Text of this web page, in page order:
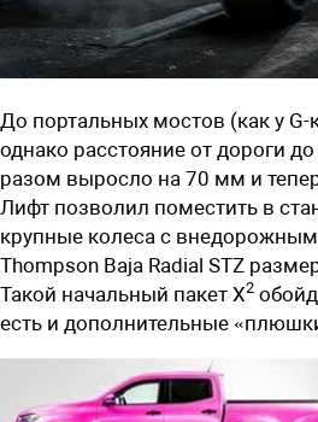
До портальных мостов (как у
однако расстояние от дороги
разом выросло на 70 мм и
Лифт позволил поместить в
крупные колеса с
Thompson Baja Radial STZ
Такой начальный пакет X2
есть и дополнительные